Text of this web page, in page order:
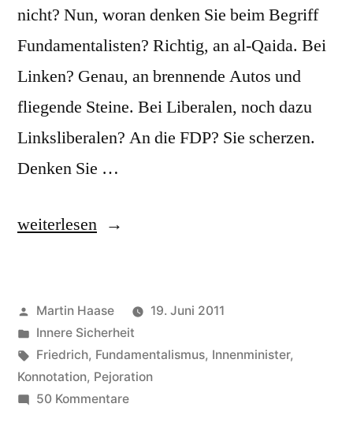
nicht? Nun, woran denken Sie beim Begriff
Fundamentalisten? Richtig, an al-Qaida. Bei
Linken? Genau, an brennende Autos und
fliegende Steine. Bei Liberalen, noch dazu
Linksliberalen? An die FDP? Sie scherzen.
Denken Sie …
„Fundamentalisten,
weiterlesen
Veröffentlicht
von
Martin Haase
19. Juni 2011
Veröffentlicht
in
Innere Sicherheit
Schlagwörter:
Friedrich, Fundamentalismus, Innenminister,
Konnotation, Pejoration
50 Kommentarezu